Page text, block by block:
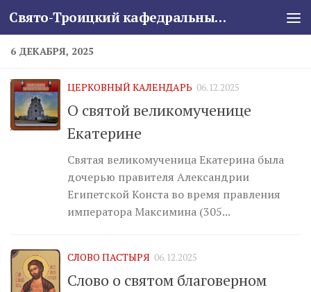
Skip to content Свято-Троицкий кафедральный собор
6 ДЕКАБРЯ, 2025
ЦЕРКОВНЫЙ КАЛЕНДАРЬ 06.12.2025
О святой великомученице
Екатерине
Святая великомученица Екатерина была
дочерью правителя Александрии
Египетской Конста во время правления
императора Максимина (305...
СЛОВО ПАСТЫРЯ 06.12.2025
Слово о святом благоверном